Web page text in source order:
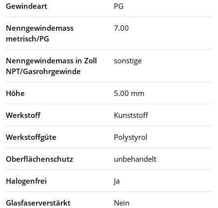
Gewindeart PG
Nenngewindemass
metrisch/PG
7.00
Nenngewindemass in Zoll
NPT/Gasrohrgewinde
sonstige
Höhe 5.00 mm
Werkstoff Kunststoff
Werkstoffgüte Polystyrol
Oberflächenschutz unbehandelt
Halogenfrei Ja
Glasfaserverstärkt Nein